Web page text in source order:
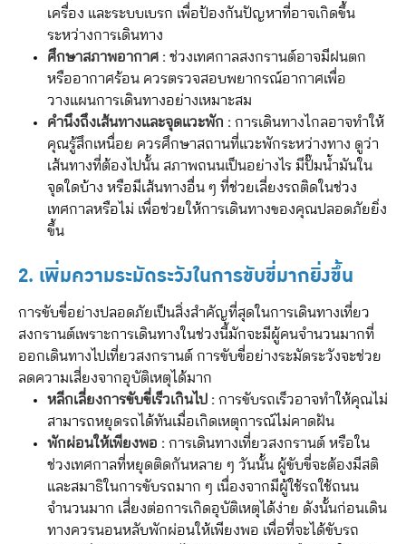
เครื่อง และระบบเบรก เพื่อป้องกันปัญหาที่อาจเกิดขึ้น
ระหว่างการเดินทาง
ศึกษาสภาพอากาศ : ช่วงเทศกาลสงกรานต์อาจมีฝนตก
หรืออากาศร้อน ควรตรวจสอบพยากรณ์อากาศเพื่อ
วางแผนการเดินทางอย่างเหมาะสม
คำนึงถึงเส้นทางและจุดแวะพัก : การเดินทางไกลอาจทำให้
คุณรู้สึกเหนื่อย ควรศึกษาสถานที่แวะพักระหว่างทาง ดูว่า
เส้นทางที่ต้องไปนั้น สภาพถนนเป็นอย่างไร มีปั๊มน้ำมันใน
จุดใดบ้าง หรือมีเส้นทางอื่น ๆ ที่ช่วยเลี่ยงรถติดในช่วง
เทศกาลหรือไม่ เพื่อช่วยให้การเดินทางของคุณปลอดภัยยิ่ง
ขึ้น
2. เพิ่มความระมัดระวังในการขับขี่มากยิ่งขึ้น
การขับขี่อย่างปลอดภัยเป็นสิ่งสำคัญที่สุดในการเดินทางเที่ยว
สงกรานต์เพราะการเดินทางในช่วงนี้มักจะมีผู้คนจำนวนมากที่
ออกเดินทางไปเที่ยวสงกรานต์ การขับขี่อย่างระมัดระวังจะช่วย
ลดความเสี่ยงจากอุบัติเหตุได้มาก
หลีกเลี่ยงการขับขี่เร็วเกินไป : การขับรถเร็วอาจทำให้คุณไม่
สามารถหยุดรถได้ทันเมื่อเกิดเหตุการณ์ไม่คาดฝัน
พักผ่อนให้เพียงพอ : การเดินทางเที่ยวสงกรานต์ หรือใน
ช่วงเทศกาลที่หยุดติดกันหลาย ๆ วันนั้น ผู้ขับขี่จะต้องมีสติ
และสมาธิในการขับรถมาก ๆ เนื่องจากมีผู้ใช้รถใช้ถนน
จำนวนมาก เสี่ยงต่อการเกิดอุบัติเหตุได้ง่าย ดังนั้นก่อนเดิน
ทางควรนอนหลับพักผ่อนให้เพียงพอ เพื่อที่จะได้ขับรถ